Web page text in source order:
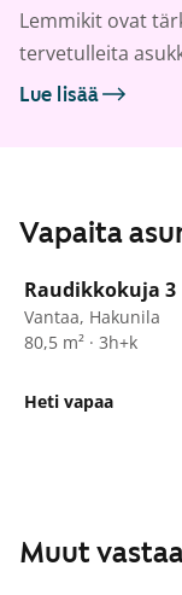
Lemmikit ovat
tervetulleita
Lue lisää
Vapaita
ARA
Raudikkokuja 3
Vantaa, Hakunila
80,5 m² · 3h+k
Heti vapaa
Muut